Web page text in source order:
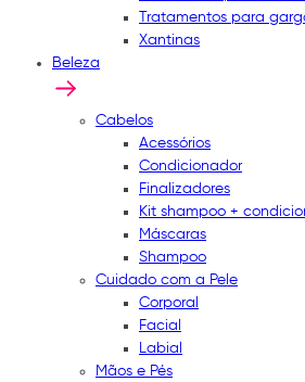
Tratamentos para
Xantinas
Beleza
Cabelos
Acessórios
Condicionador
Finalizadores
Kit shampoo +
Máscaras
Shampoo
Cuidado com a Pele
Corporal
Facial
Labial
Mãos e Pés